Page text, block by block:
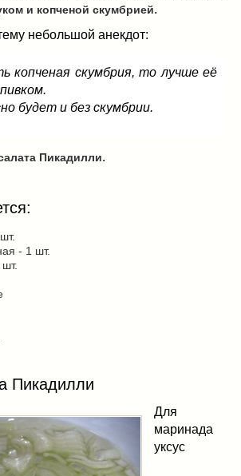
(8)
(9)
и копченой скумбрией.
небольшой анекдот:
копченая скумбрия, то лучше её
будет и без скумбрии.
Пикадилли.
- 1 шт.
Пикадилли
Для
маринада
уксус